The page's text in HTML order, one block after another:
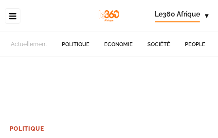
Le360 Afrique ▾
Actuellement POLITIQUE ECONOMIE SOCIÉTÉ PEOPLE
POLITIQUE